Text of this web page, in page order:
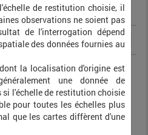
Nom vernaculaire
de restitution choisie, il
observations ne soient pas
de l'interrogation dépend
des données fournies au
la localisation d'origine est
une donnée de
l'échelle de restitution choisie
pour toutes les échelles plus
que les cartes diffèrent d'une